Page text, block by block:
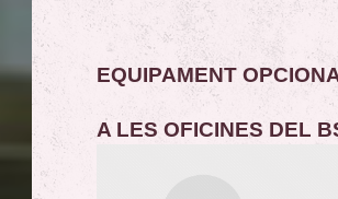
EQUIPAMENT
A LES OFICINES DEL